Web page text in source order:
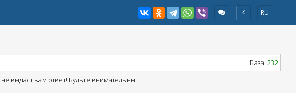
RU
База: 232
выдаст вам ответ! Будьте внимательны.